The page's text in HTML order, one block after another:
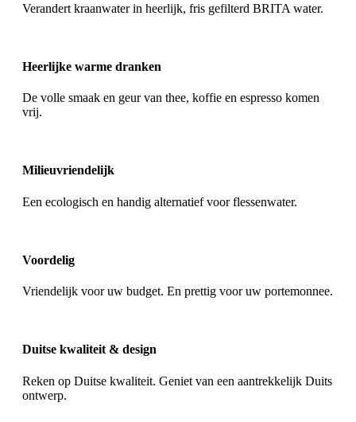
Verandert kraanwater in heerlijk, fris gefilterd BRITA water.
Heerlijke warme dranken
De volle smaak en geur van thee, koffie en espresso komen
vrij.
Milieuvriendelijk
Een ecologisch en handig alternatief voor flessenwater.
Voordelig
Vriendelijk voor uw budget. En prettig voor uw portemonnee.
Duitse kwaliteit & design
Reken op Duitse kwaliteit. Geniet van een aantrekkelijk Duits
ontwerp.